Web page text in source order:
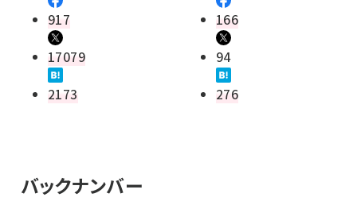
917
17079
2173
166
94
276
バックナンバー